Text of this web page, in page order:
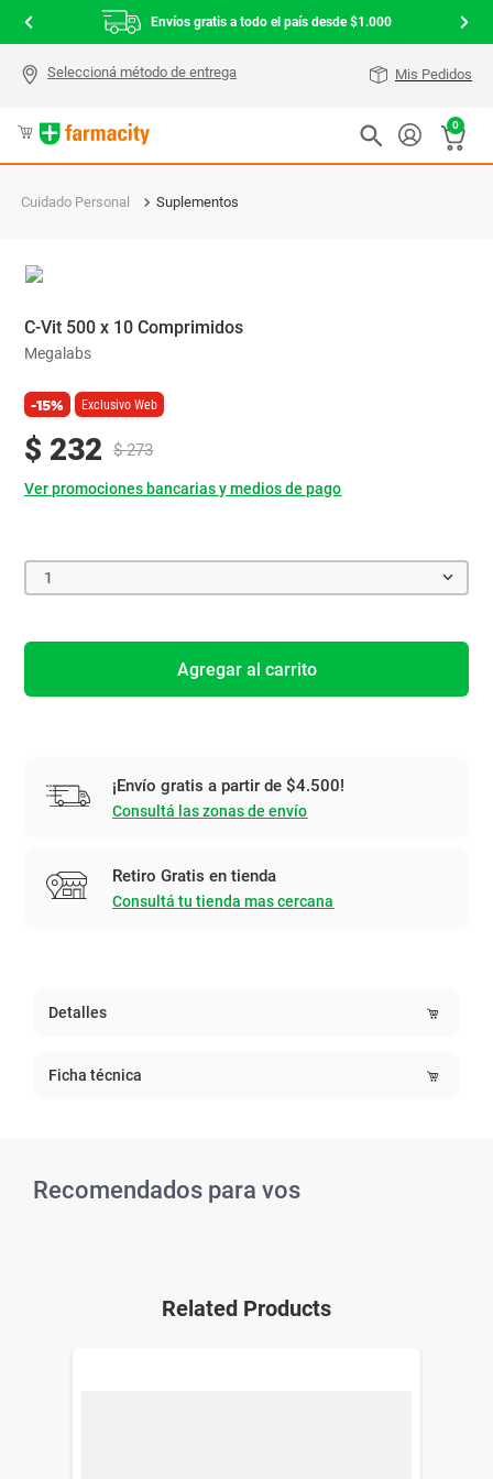
Envíos gratis a todo el país desde $1.000
Mis Pedidos
0
Cuidado Personal Suplementos
C-Vit 500 x 10 Comprimidos
Megalabs
-15% Exclusivo Web
$ 232 $ 273
Ver promociones bancarias y medios de pago
1
Agregar al carrito
¡Envío gratis a partir de $4.500!
Consultá las zonas de envío
Retiro Gratis en tienda
Consultá tu tienda mas cercana
Detalles
Ficha técnica
Recomendados para vos
Related Products